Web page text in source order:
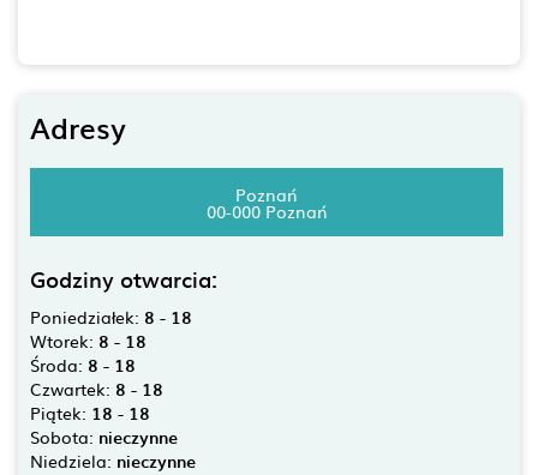
Adresy
Poznań
00-000 Poznań
Godziny otwarcia:
Poniedziałek: 8 - 18
Wtorek: 8 - 18
Środa: 8 - 18
Czwartek: 8 - 18
Piątek: 18 - 18
Sobota: nieczynne
Niedziela: nieczynne